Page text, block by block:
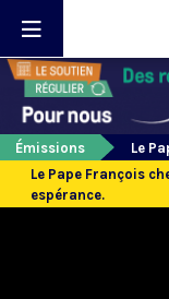
Émissions
Le
Le Pape François
espérance.